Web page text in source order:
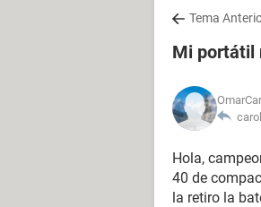
Tema
Mi portátil
Hola,
40 de
la retiro la